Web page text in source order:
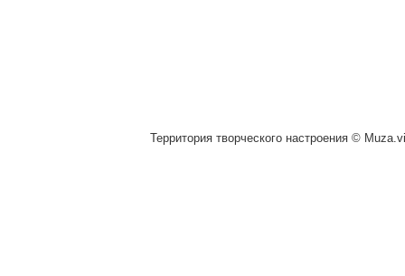
Территория творческого настроения ©